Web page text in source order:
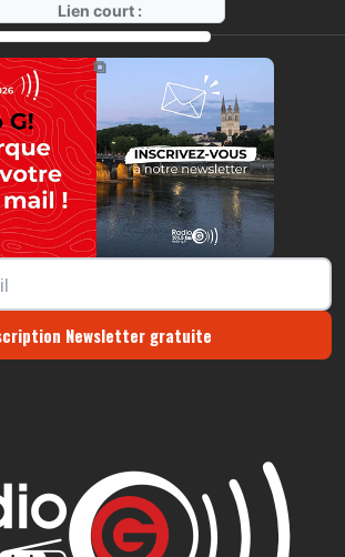
Lien court :
https://radio-g.fr?21899
⧉
Newsletter gratuite